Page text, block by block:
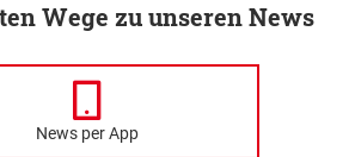
Wege zu unseren News
News per App